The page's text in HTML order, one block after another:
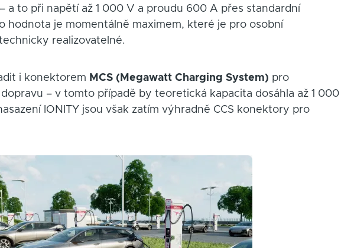
– a to při napětí až 1 000 V a proudu 600 A přes standardní
hodnota je momentálně maximem, které je pro osobní
realizovatelné.
i konektorem MCS (Megawatt Charging System) pro
– v tomto případě by teoretická kapacita dosáhla až 1 000
IONITY jsou však zatím výhradně CCS konektory pro